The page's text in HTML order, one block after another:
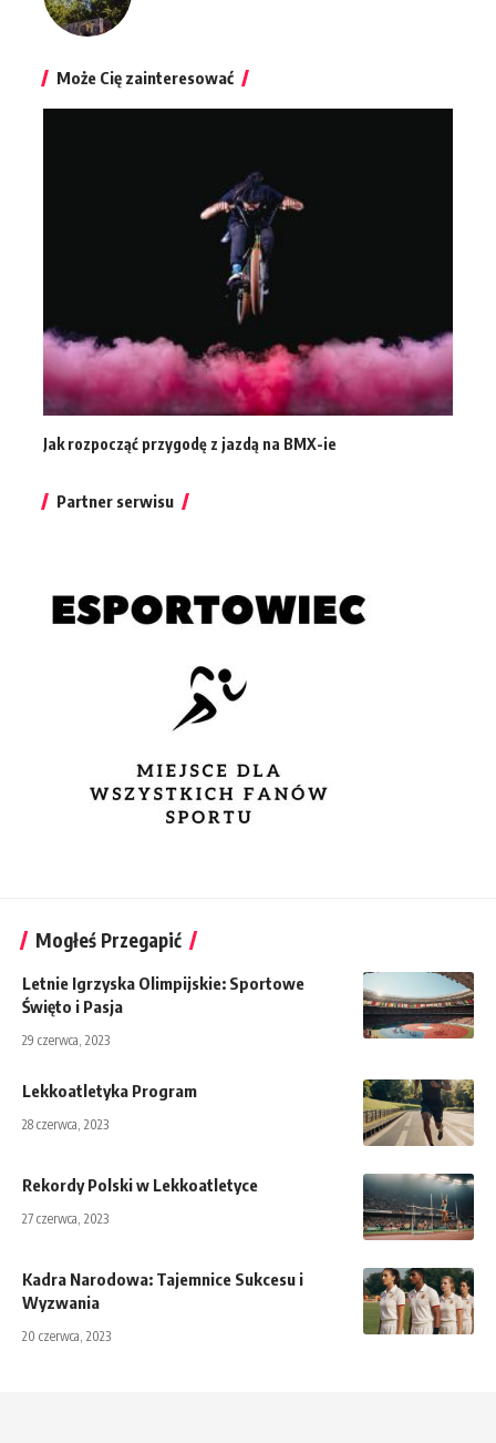
Może Cię zainteresować
Jak rozpocząć przygodę z jazdą na BMX-ie
Partner serwisu
Mogłeś Przegapić
Letnie Igrzyska Olimpijskie: Sportowe
Święto i Pasja
29 czerwca, 2023
Lekkoatletyka Program
28 czerwca, 2023
Rekordy Polski w Lekkoatletyce
27 czerwca, 2023
Kadra Narodowa: Tajemnice Sukcesu i
Wyzwania
20 czerwca, 2023